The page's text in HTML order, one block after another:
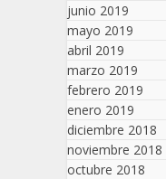
junio 2019
mayo 2019
abril 2019
marzo 2019
febrero 2019
enero 2019
diciembre 2018
noviembre 2018
octubre 2018